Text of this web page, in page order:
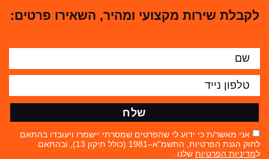
לקבלת שירות מקצועי ומהיר, השאירו פרטים:
אני מאשר/ת כי ידוע לי שהפרטים שמסרתי יישמרו ויעובדו בהתאם
לחוק הגנת הפרטיות, התשמ"א–1981 (כולל תיקון 13), ובהתאם
למדיניות הפרטיות שלנו.
שלח